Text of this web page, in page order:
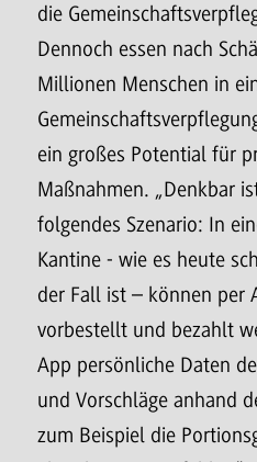
die
Dennoch essen nach
Millionen Menschen in
ein großes Potential für
Maßnahmen. „Denkbar
folgendes Szenario: In
Kantine - wie es heute
der Fall ist – können per
vorbestellt und bezahlt
App persönliche Daten
und Vorschläge anhand
zum Beispiel die